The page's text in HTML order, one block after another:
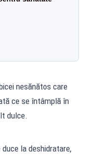
nesănătos care
ce se întâmplă în
dulce.
la deshidratare,